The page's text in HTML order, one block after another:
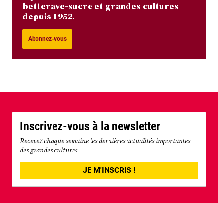
betterave-sucre et grandes cultures
depuis 1952.
Abonnez-vous
Inscrivez-vous à la newsletter
Recevez chaque semaine les dernières actualités importantes
des grandes cultures
JE M'INSCRIS !